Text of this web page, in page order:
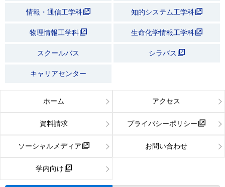
情報・通信工学科 知的システム工学科
物理情報工学科 生命化学情報工学科
スクールバス シラバス
キャリアセンター
ホーム アクセス
資料請求 プライバシーポリシー
ソーシャルメディア お問い合わせ
学内向け